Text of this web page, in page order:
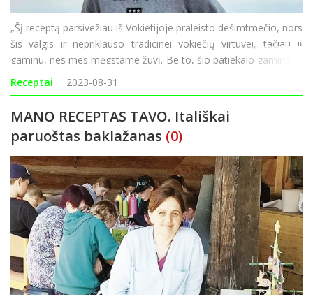
„Šį receptą parsivežiau iš Vokietijoje praleisto dešimtmečio, nors
šis valgis ir nepriklauso tradicinei vokiečių virtuvei, tačiau jį
gaminu, nes mes mėgstame žuvį. Be to, šio patiekalo gaminimo
laikas trunka tik 20 minučių“, – sako Žaneta Š
Receptai 2023-08-31
MANO RECEPTAS TAVO. Itališkai
paruoštas baklažanas (0)